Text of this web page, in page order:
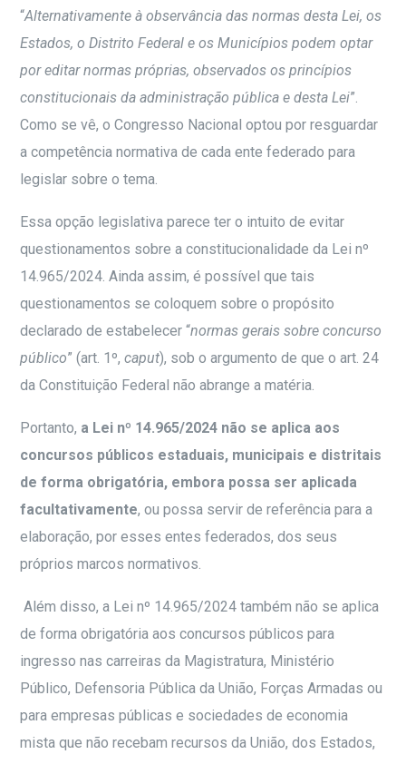
“Alternativamente à observância das normas desta Lei, os
Estados, o Distrito Federal e os Municípios podem optar
por editar normas próprias, observados os princípios
constitucionais da administração pública e desta Lei”.
Como se vê, o Congresso Nacional optou por resguardar
a competência normativa de cada ente federado para
legislar sobre o tema.
Essa opção legislativa parece ter o intuito de evitar
questionamentos sobre a constitucionalidade da Lei nº
14.965/2024. Ainda assim, é possível que tais
questionamentos se coloquem sobre o propósito
declarado de estabelecer “normas gerais sobre concurso
público” (art. 1º,caput), sob o argumento de que o art. 24
da Constituição Federal não abrange a matéria.
Portanto, a Lei nº 14.965/2024 não se aplica aos
concursos públicos estaduais, municipais e distritais
de forma obrigatória, embora possa ser aplicada
facultativamente, ou possa servir de referência para a
elaboração, por esses entes federados, dos seus
próprios marcos normativos.
Além disso, a Lei nº 14.965/2024 também não se aplica
de forma obrigatória aos concursos públicos para
ingresso nas carreiras da Magistratura, Ministério
Público, Defensoria Pública da União, Forças Armadas ou
para empresas públicas e sociedades de economia
mista que não recebam recursos da União, dos Estados,